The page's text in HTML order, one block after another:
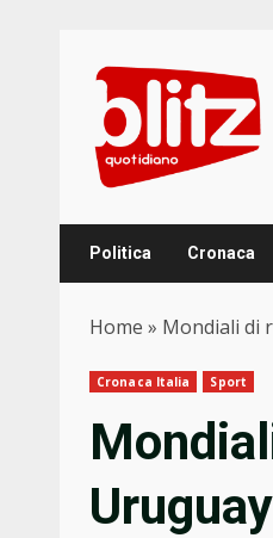
content
Politica Cronaca
Home » Mondiali di
Cronaca Italia Sport